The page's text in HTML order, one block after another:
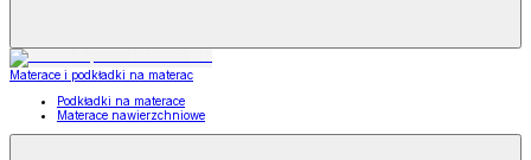
Materace i podkładki na materac
Podkładki na materace
Materace nawierzchniowe